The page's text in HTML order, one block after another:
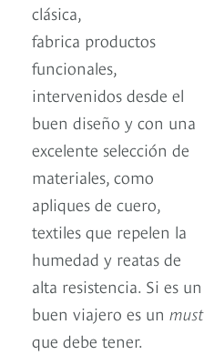
clásica,
fabrica productos
funcionales,
intervenidos desde el
buen diseño y con una
excelente selección de
materiales, como
apliques de cuero,
textiles que repelen la
humedad y reatas de
alta resistencia. Si es un
buen viajero es un must
que debe tener.